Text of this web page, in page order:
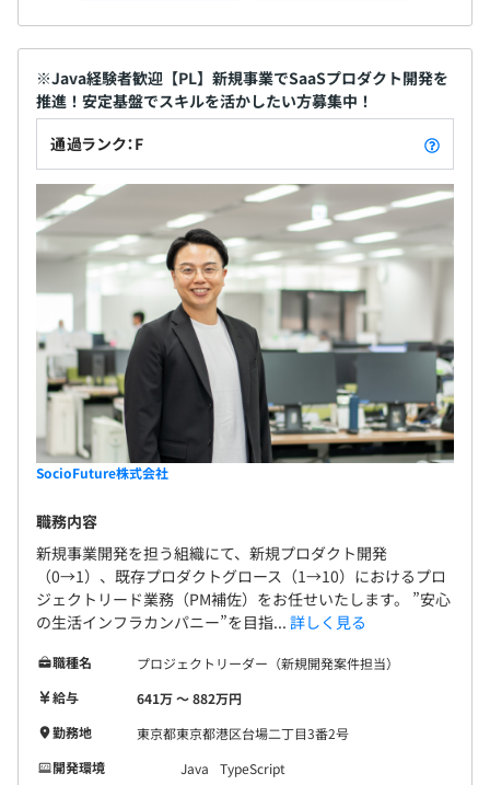
※Java経験者歓迎【PL】新規事業でSaaSプロダクト開発を
推進！安定基盤でスキルを活かしたい方募集中！
通過ランク：F
SocioFuture株式会社
職務内容
新規事業開発を担う組織にて、新規プロダクト開発
（0→1）、既存プロダクトグロース（1→10）におけるプロ
ジェクトリード業務（PM補佐）をお任せいたします。 ”安心
の生活インフラカンパニー”を目指... 詳しく見る
職種名
プロジェクトリーダー（新規開発案件担当）
給与
641万 〜 882万円
勤務地
東京都東京都港区台場二丁目3番2号
開発環境
Java
TypeScript